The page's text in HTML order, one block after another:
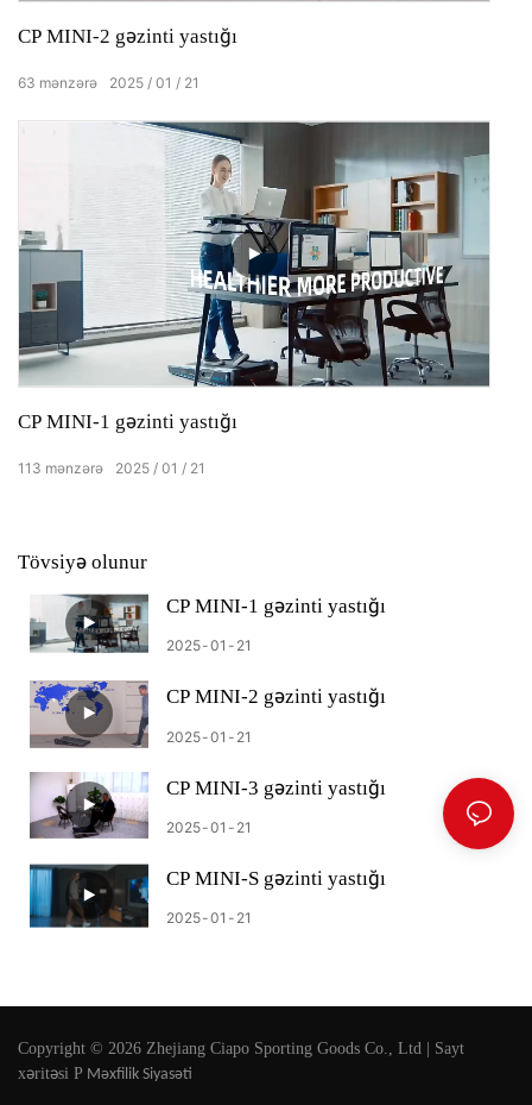
CP MINI-2 gəzinti yastığı
2025 01 21
63 mənzərə
CP MINI-1 gəzinti yastığı
2025 01 21
113 mənzərə
Tövsiyə olunur
CP MINI-1 gəzinti yastığı
2025 01 21
CP MINI-2 gəzinti yastığı
2025 01 21
CP MINI-3 gəzinti yastığı
2025 01 21
CP MINI-S gəzinti yastığı
2025 01 21
Copyright © 2026 Zhejiang Ciapo Sporting Goods Co., Ltd | Sayt
xəritəsi P Məxfilik Siyasəti